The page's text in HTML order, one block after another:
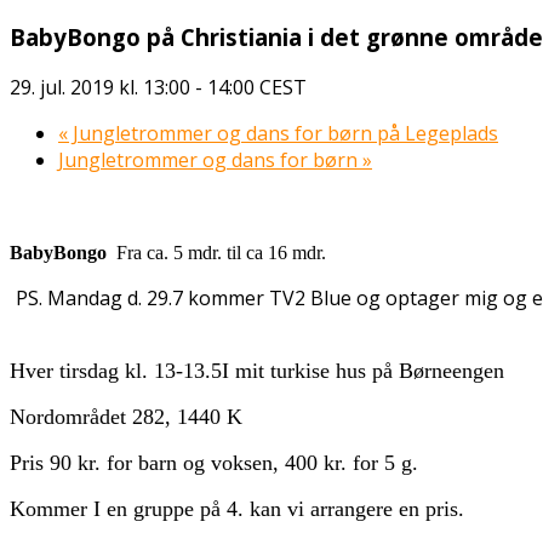
BabyBongo på Christiania i det grønne område
29. jul. 2019 kl. 13:00 - 14:00 CEST
« Jungletrommer og dans for børn på Legeplads
Jungletrommer og dans for børn »
BabyBongo Fra ca. 5 mdr. til ca 16 mdr.
PS. Mandag d. 29.7 kommer TV2 Blue og optager mig
Hver tirsdag kl. 13-13.5I mit turkise hus på Børneengen
Nordområdet 282, 1440 K
Pris 90 kr. for barn og voksen, 400 kr. for 5 g.
Kommer I en gruppe på 4. kan vi arrangere en pris.